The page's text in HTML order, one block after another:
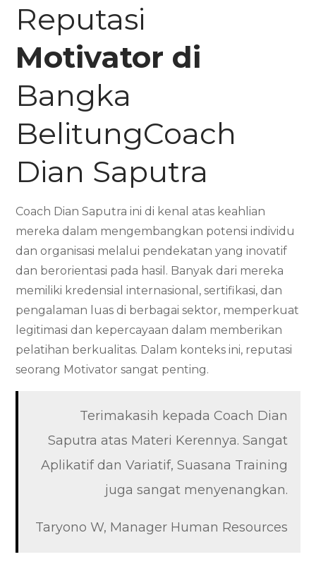
Reputasi
Motivator di
Bangka
BelitungCoach
Dian Saputra
Coach Dian Saputra ini di kenal atas keahlian
mereka dalam mengembangkan potensi individu
dan organisasi melalui pendekatan yang inovatif
dan berorientasi pada hasil. Banyak dari mereka
memiliki kredensial internasional, sertifikasi, dan
pengalaman luas di berbagai sektor, memperkuat
legitimasi dan kepercayaan dalam memberikan
pelatihan berkualitas. Dalam konteks ini, reputasi
seorang Motivator sangat penting.
Terimakasih kepada Coach Dian
Saputra atas Materi Kerennya. Sangat
Aplikatif dan Variatif, Suasana Training
juga sangat menyenangkan.
Taryono W, Manager Human Resources